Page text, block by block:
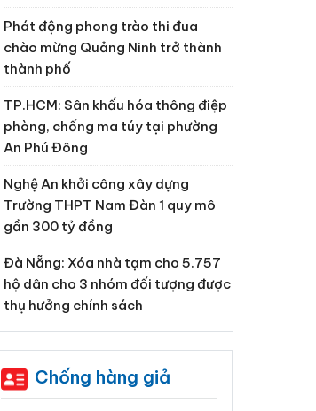
Phát động phong trào thi đua
chào mừng Quảng Ninh trở thành
thành phố
TP.HCM: Sân khấu hóa thông điệp
phòng, chống ma túy tại phường
An Phú Đông
Nghệ An khởi công xây dựng
Trường THPT Nam Đàn 1 quy mô
gần 300 tỷ đồng
Đà Nẵng: Xóa nhà tạm cho 5.757
hộ dân cho 3 nhóm đối tượng được
thụ hưởng chính sách
Chống hàng giả